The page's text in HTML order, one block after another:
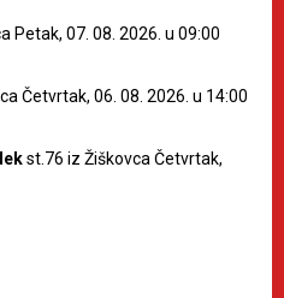
Petak, 07. 08. 2026. u 09:00
Četvrtak, 06. 08. 2026. u 14:00
st.76 iz Žiškovca Četvrtak,